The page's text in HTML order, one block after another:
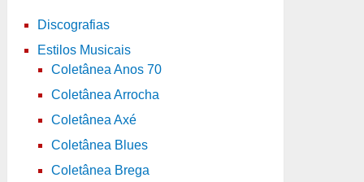
Discografias
Estilos Musicais
Coletânea Anos 70
Coletânea Arrocha
Coletânea Axé
Coletânea Blues
Coletânea Brega